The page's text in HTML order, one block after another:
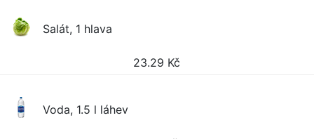
Salát, 1 hlava
23.29 Kč
Voda, 1.5 l láhev